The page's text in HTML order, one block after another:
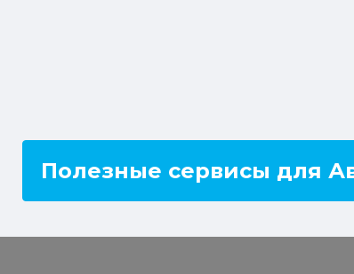
Полезные сервисы для